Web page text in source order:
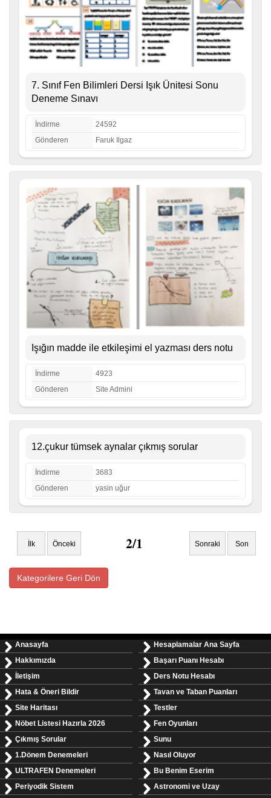
7. Sınıf Fen Bilimleri Dersi Işık Ünitesi Sonu
Deneme Sınavı
İndirme
24592
Gönderen
Faruk Ilgaz
Işığın madde ile etkileşimi el yazması ders notu
İndirme
4923
Gönderen
Site Admini
12.çukur tümsek aynalar çıkmış sorular
İndirme
3683
Gönderen
yasin uğur
İlk Önceki 2/1 Sonraki Son
Kategorilere Geri Dön
Anasayfa
Hakkımızda
İletişim
Hata & Öneri Bildir
Site Haritası
Nöbet Listesi Hazırla 2026
Çıkmış Sorular
1.Dönem Denemeleri
ULTRAFEN Denemeleri
Periyodik Sistem
Hesaplamalar Ana Sayfa
Başarı Puanı Hesabı
Ders Notu Hesabı
Tavan ve Taban Puanları
Testler
Fen Oyunları
Sunu
Nasıl Oluyor
Bu Benim Eserim
Astronomi ve Uzay